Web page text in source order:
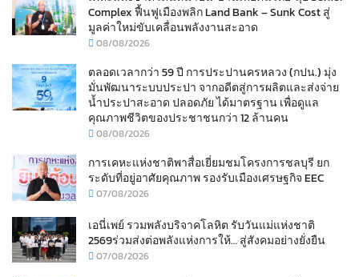
Complex ฟื้นฟูเมืองพลิก Land Bank – Sunk Cost สู่
มูลค่าใหม่ขับเคลื่อนพลังงานสะอาด
08/08/2026
ตลอดเวลากว่า 59 ปี การประปานครหลวง (กปน.) มุ่ง
มั่นพัฒนาระบบประปา จากอดีตสู่การผลิตและส่งจ่าย
น้ำประปาสะอาด ปลอดภัย ได้มาตรฐาน เพื่อดูแล
คุณภาพชีวิตของประชาชนกว่า 12 ล้านคน
08/08/2026
การเคหะแห่งชาติพาสื่อเยี่ยมชมโครงการชลบุรี ยก
ระดับที่อยู่อาศัยคุณภาพ รองรับเมืองเศรษฐกิจ EEC
07/08/2026
เอนี่เพย์ รวมพลังบริจาคโลหิต รับวันแม่แห่งชาติ
2569ร่วมส่งต่อพลังแห่งการให้… สู่สังคมอย่างยั่งยืน
07/08/2026